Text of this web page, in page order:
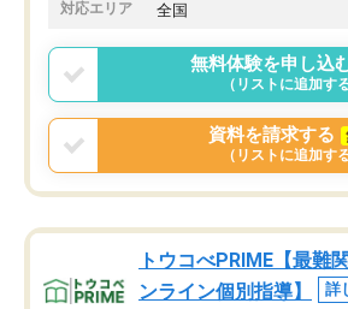
対応エリア 全国
無料体験を申し込
（リストに追加する
資料を請求する
（リストに追加する
トウコべPRIME【最難
ンライン個別指導】
詳